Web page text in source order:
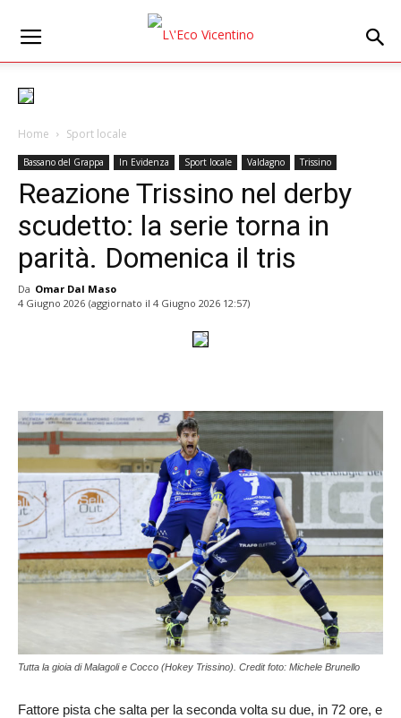
Home Sport locale
Bassano del Grappa In Evidenza Sport locale Valdagno Trissino
Reazione Trissino nel derby
scudetto: la serie torna in
parità. Domenica il tris
Da Omar Dal Maso
4 Giugno 2026 (aggiornato il 4 Giugno 2026 12:57)
Tutta la gioia di Malagoli e Cocco (Hokey Trissino). Credit foto: Michele Brunello
Fattore pista che salta per la seconda volta su due, in 72 ore, e